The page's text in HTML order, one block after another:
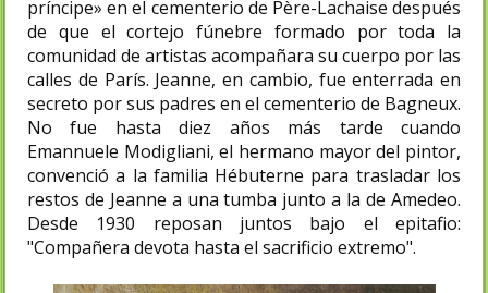
príncipe» en el cementerio de Père-Lachaise después
de que el cortejo fúnebre formado por toda la
comunidad de artistas acompañara su cuerpo por las
calles de París. Jeanne, en cambio, fue enterrada en
secreto por sus padres en el cementerio de Bagneux.
No fue hasta diez años más tarde cuando
Emannuele Modigliani, el hermano mayor del pintor,
convenció a la familia Hébuterne para trasladar los
restos de Jeanne a una tumba junto a la de Amedeo.
Desde 1930 reposan juntos bajo el epitafio:
"Compañera devota hasta el sacrificio extremo".